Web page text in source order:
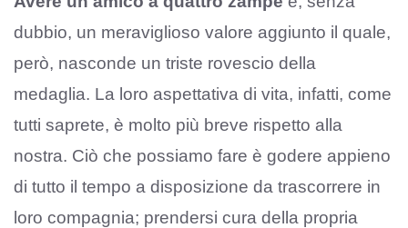
dubbio, un meraviglioso valore aggiunto il quale,
però, nasconde un triste rovescio della
medaglia. La loro aspettativa di vita, infatti, come
tutti saprete, è molto più breve rispetto alla
nostra. Ciò che possiamo fare è godere appieno
di tutto il tempo a disposizione da trascorrere in
loro compagnia; prendersi cura della propria